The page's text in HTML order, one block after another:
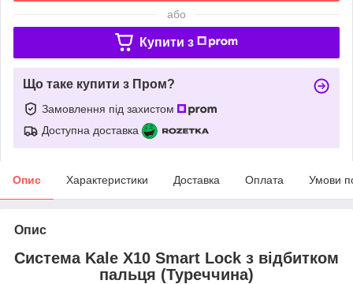
або
Купити з
Що таке купити з Пром?
Замовлення під захистом
Доступна доставка
Опис Характеристики Доставка Оплата Умови
Опис
Система Kale X10 Smart Lock з відбитком
пальця (Туреччина)